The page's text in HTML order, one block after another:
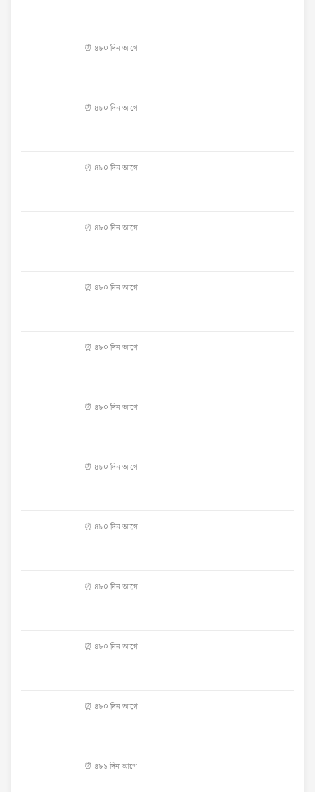
⏰ ৪৮০ দিন আগে
⏰ ৪৮০ দিন আগে
⏰ ৪৮০ দিন আগে
⏰ ৪৮০ দিন আগে
⏰ ৪৮০ দিন আগে
⏰ ৪৮০ দিন আগে
⏰ ৪৮০ দিন আগে
⏰ ৪৮০ দিন আগে
⏰ ৪৮০ দিন আগে
⏰ ৪৮০ দিন আগে
⏰ ৪৮০ দিন আগে
⏰ ৪৮০ দিন আগে
⏰ ৪৮১ দিন আগে